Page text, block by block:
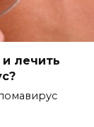
и лечить